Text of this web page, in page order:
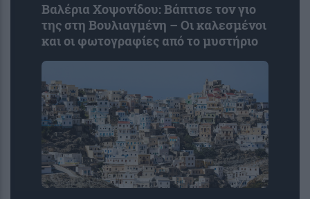
Βαλέρια Χοψονίδου: Βάπτισε τον γιο
της στη Βουλιαγμένη – Οι καλεσμένοι
και οι φωτογραφίες από το μυστήριο